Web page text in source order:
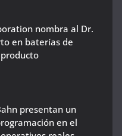
nombra al Dr.
en baterías de
presentan un
en el